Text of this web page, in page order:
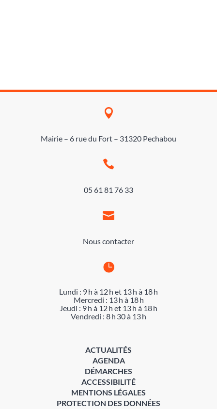

Mairie – 6 rue du Fort – 31320 Pechabou

05 61 81 76 33

Nous contacter

Lundi : 9 h à 12 h et 13 h à 18 h
Mercredi : 13 h à 18 h
Jeudi : 9 h à 12 h et 13 h à 18 h
Vendredi : 8 h 30 à 13 h
ACTUALITÉS
AGENDA
DÉMARCHES
ACCESSIBILITÉ
MENTIONS LÉGALES
PROTECTION DES DONNÉES